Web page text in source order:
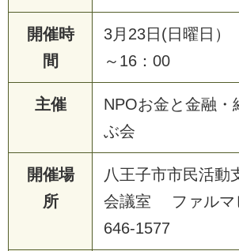
開催時
間
3月23日(日曜
～16：00
主催
NPOお金と金融・
ぶ会
開催場
所
八王子市市民活動
会議室 ファルマ
646-1577